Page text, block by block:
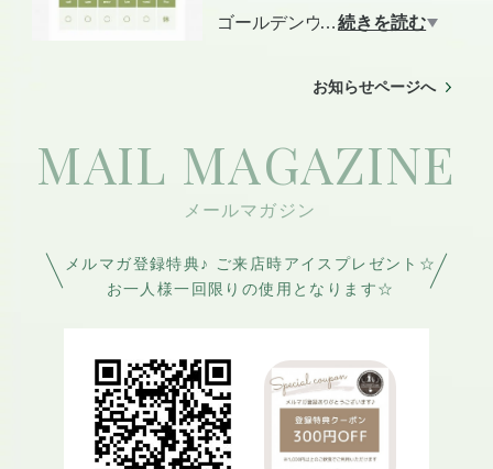
日
今月もう少しですが、皆様の
ゴールデンウィーク営業日
4/26(日)-27(月) 臨時休業
※4/29, 5/6 は水曜日の祝日で
すが、営業します。
ご来店お待ちしてます♪
…続きを読む
お知らせページへ
MAIL MAGAZINE
メルマガ登録特典♪ ご来店時アイスプレゼント☆
お一人様一回限りの使用となります☆